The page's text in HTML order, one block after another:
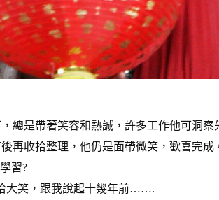
是帶著笑容和熱誠，許多工作他可洞察
再收拾整理，他仍是面帶微笑，歡喜完成
習?
大笑，跟我說起十幾年前…….